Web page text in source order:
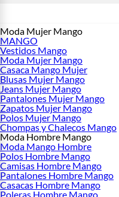
Moda Mujer Mango
MANGO
Vestidos Mango
Moda Mujer Mango
Casaca Mango Mujer
Blusas Mujer Mango
Jeans Mujer Mango
Pantalones Mujer Mango
Zapatos Mujer Mango
Polos Mujer Mango
Chompas y Chalecos Mango
Moda Hombre Mango
Moda Mango Hombre
Polos Hombre Mango
Camisas Hombre Mango
Pantalones Hombre Mango
Casacas Hombre Mango
Poleras Hombre Mango